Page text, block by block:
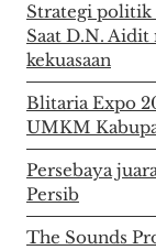
Strategi politik
Saat D.N.
kekuasaan
Blitaria Expo
UMKM
Persebaya
Persib
The Sounds